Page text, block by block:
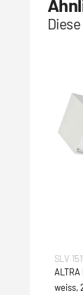
SLV
weiss,